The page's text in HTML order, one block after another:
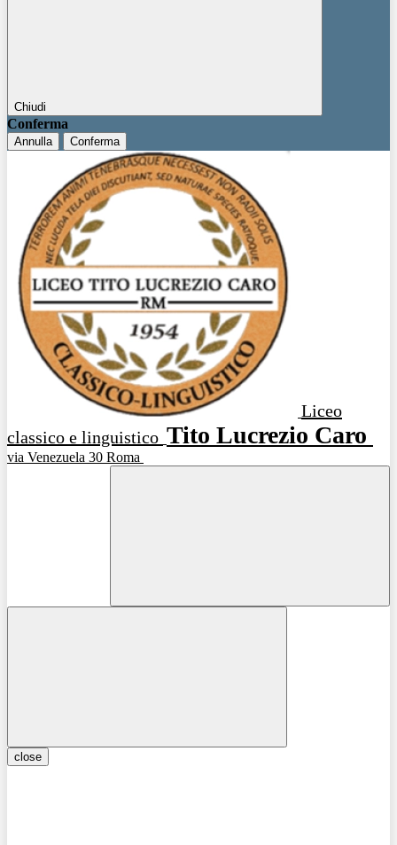
Chiudi
Conferma
Annulla Conferma
Liceo
classico e linguistico Tito Lucrezio Caro
via Venezuela 30 Roma
close